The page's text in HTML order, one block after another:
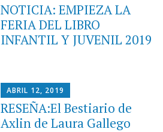
NOTICIA: EMPIEZA LA
FERIA DEL LIBRO
INFANTIL Y JUVENIL 2019
ABRIL 12, 2019
RESEÑA:El Bestiario de
Axlin de Laura Gallego